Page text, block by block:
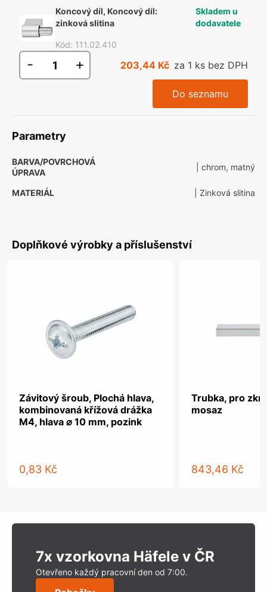
Koncový díl, Koncový díl:
zinková slitina
Kód: 111.02.410
Skladem u
dodavatele
- + 203,44 Kč za 1 ks bez DPH
Do seznamu
Parametry
BARVA/POVRCHOVÁ
ÚPRAVA
| chrom, matný
MATERIÁL | Zinková slitina
Doplňkové výrobky a příslušenství
Závitový šroub, Plochá hlava,
kombinovaná křížová drážka
M4, hlava ⌀ 10 mm, pozink
0,83 Kč
Trubka, pro
mosaz
843,46 Kč
7x vzorkovna Häfele v ČR
Otevřeno každý pracovní den od 7:00.